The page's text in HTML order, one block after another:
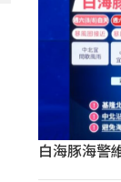
白海豚海警